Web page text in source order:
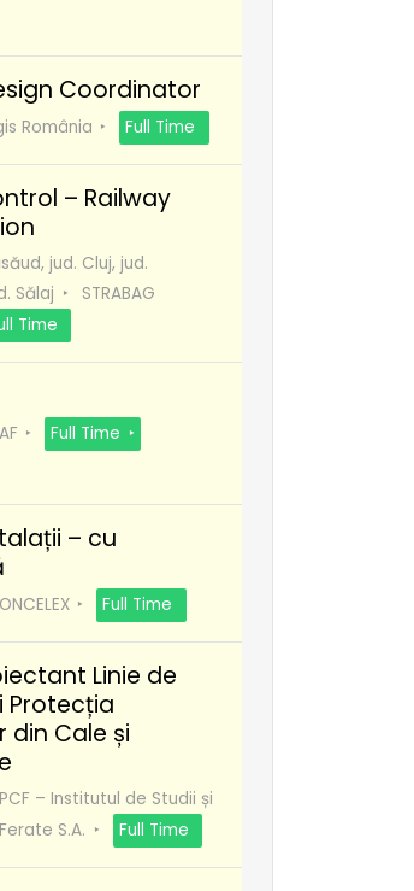
Coordinator
România Full Time
– Railway
jud. Cluj, jud.
Sălaj
STRABAG
Time
Full Time
– cu
Full Time
Linie de
Protecția
din Cale și
– Institutul de Studii și
S.A.
Full Time